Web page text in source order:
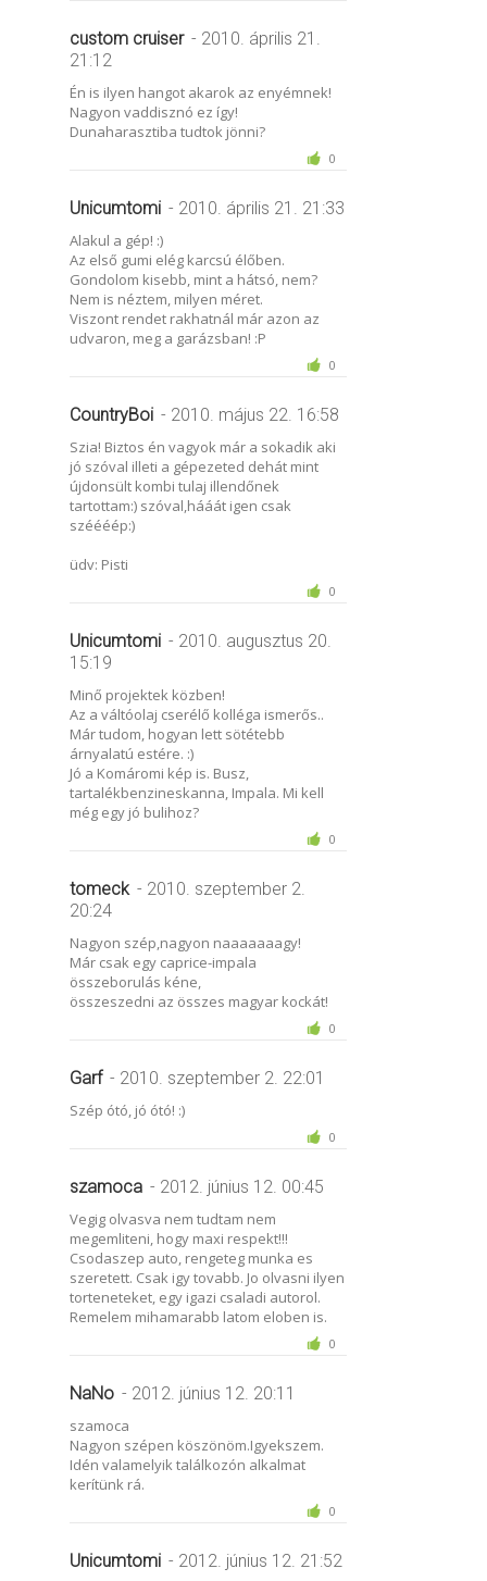
custom cruiser - 2010. április 21.
21:12
Én is ilyen hangot akarok az enyémnek!
Nagyon vaddisznó ez így!
Dunaharasztiba tudtok jönni?
0
Unicumtomi - 2010. április 21. 21:33
Alakul a gép! :)
Az első gumi elég karcsú élőben.
Gondolom kisebb, mint a hátsó, nem?
Nem is néztem, milyen méret.
Viszont rendet rakhatnál már azon az
udvaron, meg a garázsban! :P
0
CountryBoi - 2010. május 22. 16:58
Szia! Biztos én vagyok már a sokadik aki
jó szóval illeti a gépezeted dehát mint
újdonsült kombi tulaj illendőnek
tartottam:) szóval,hááát igen csak
széééép:)
üdv: Pisti
0
Unicumtomi - 2010. augusztus 20.
15:19
Minő projektek közben!
Az a váltóolaj cserélő kolléga ismerős..
Már tudom, hogyan lett sötétebb
árnyalatú estére. :)
Jó a Komáromi kép is. Busz,
tartalékbenzineskanna, Impala. Mi kell
még egy jó bulihoz?
0
tomeck - 2010. szeptember 2.
20:24
Nagyon szép,nagyon naaaaaaagy!
Már csak egy caprice-impala
összeborulás kéne,
összeszedni az összes magyar kockát!
0
Garf - 2010. szeptember 2. 22:01
Szép ótó, jó ótó! :)
0
szamoca - 2012. június 12. 00:45
Vegig olvasva nem tudtam nem
megemliteni, hogy maxi respekt!!!
Csodaszep auto, rengeteg munka es
szeretett. Csak igy tovabb. Jo olvasni ilyen
torteneteket, egy igazi csaladi autorol.
Remelem mihamarabb latom eloben is.
0
NaNo - 2012. június 12. 20:11
szamoca
Nagyon szépen köszönöm.Igyekszem.
Idén valamelyik találkozón alkalmat
kerítünk rá.
0
Unicumtomi - 2012. június 12. 21:52